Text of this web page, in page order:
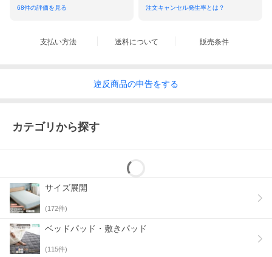
68件の評価を見る 注文キャンセル発生率とは？
支払い方法 送料について 販売条件
違反商品の申告をする
カテゴリから探す
サイズ展開
(172件)
ベッドパッド・敷きパッド
(115件)